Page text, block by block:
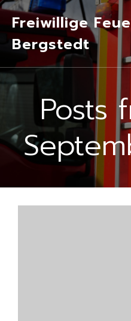
Freiwillige
Bergstedt
Posts